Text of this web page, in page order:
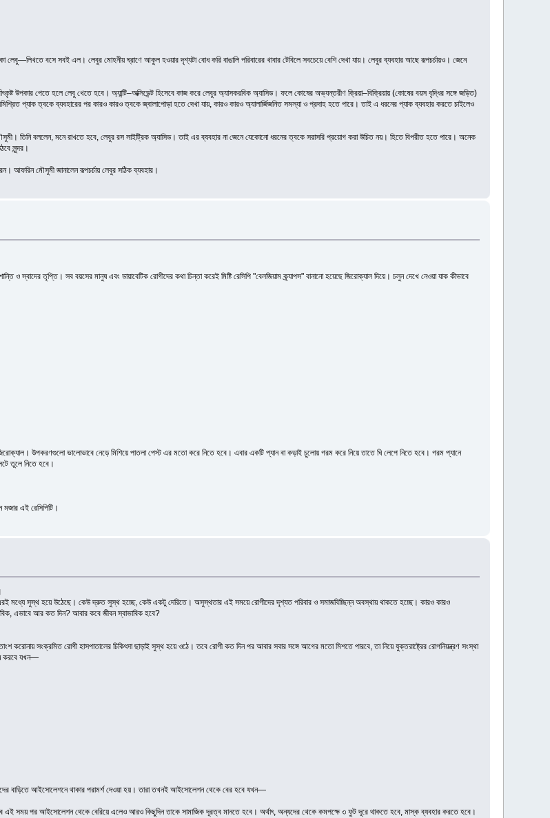
লেবু—লিখতে বসে সবই এল। লেবুর মোহনীয় ঘ্রাণে আকুল হওয়ার দৃশ্যটা বোধ করি বাঙালি পরিবারের খাবার টেবিলে সবচেয়ে বেশি দেখা যায়। লেবুর ব্যবহার আছে রূপচর্চায়ও। জেনে
উপকার পেতে হলে লেবু খেতে হবে। অ্যান্টি–অক্সিডেন্ট হিসেবে কাজ করে লেবুর অ্যাসকরবিক অ্যাসিড। ফলে কোষের অভ্যন্তরীণ ক্রিয়া–বিক্রিয়ায় (কোষের বয়স বৃদ্ধির সঙ্গে জড়িত)
প্যাক ত্বকে ব্যবহারের পর কারও কারও ত্বকে জ্বালাপোড়া হতে দেখা যায়, কারও কারও অ্যালার্জিজনিত সমস্যা ও প্রদাহ হতে পারে। তাই এ ধরনের প্যাক ব্যবহার করতে চাইলেও
তিনি বললেন, মনে রাখতে হবে, লেবুর রস সাইট্রিক অ্যাসিড। তাই এর ব্যবহার না জেনে যেকোনো ধরনের ত্বকে সরাসরি প্রয়োগ করা উচিত নয়। হিতে বিপরীত হতে পারে। অনেক
সুন্দর।
আফরিন মৌসুমী জানালেন রূপচর্চায় লেবুর সঠিক ব্যবহার।
তৃপ্তি। সব বয়সের মানুষ এবং ডায়াবেটিক রোগীদের কথা চিন্তা করেই মিষ্টি রেসিপি "বেলজিয়াম ক্র্যাপস" বানানো হয়েছে জিরোক্যাল দিয়ে। চলুন দেখে নেওয়া যাক কীভাবে
উপকরণগুলো ভালোভাবে নেড়ে মিশিয়ে পাতলা পেস্ট এর মতো করে নিতে হবে। এবার একটি প্যান বা কড়াই চুলোয় গরম করে নিয়ে তাতে ঘি লেপে নিতে হবে। গরম প্যানে
তুলে নিতে হবে।
এই রেসিপিটি।
মধ্যে সুস্থ হয়ে উঠেছে। কেউ দ্রুত সুস্থ হচ্ছে, কেউ একটু দেরিতে। অসুস্থতার এই সময়ে রোগীদের দৃশ্যত পরিবার ও সমাজবিচ্ছিন্ন অবস্থায় থাকতে হচ্ছে। কারও কারও
এভাবে আর কত দিন? আবার কবে জীবন স্বাভাবিক হবে?
করোনায় সংক্রমিত রোগী হাসপাতালের চিকিৎসা ছাড়াই সুস্থ হয়ে ওঠে। তবে রোগী কত দিন পর আবার সবার সঙ্গে আগের মতো মিশতে পারবে, তা নিয়ে যুক্তরাষ্ট্রের রোগনিয়ন্ত্রণ সংস্থা
করবে যখন—
বাড়িতে আইসোলেশনে থাকার পরামর্শ দেওয়া হয়। তারা তখনই আইসোলেশন থেকে বের হবে যখন—
এই সময় পর আইসোলেশন থেকে বেরিয়ে এলেও আরও কিছুদিন তাকে সামাজিক দূরত্ব মানতে হবে। অর্থাৎ, অন্যদের থেকে কমপক্ষে ৩ ফুট দূরে থাকতে হবে, মাস্ক ব্যবহার করতে হবে।